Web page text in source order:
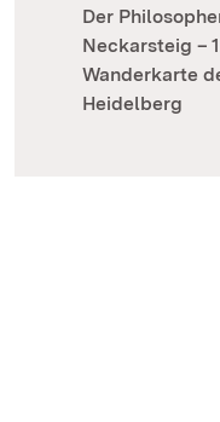
Der
Neckarsteig –
Wanderkarte
Heidelberg